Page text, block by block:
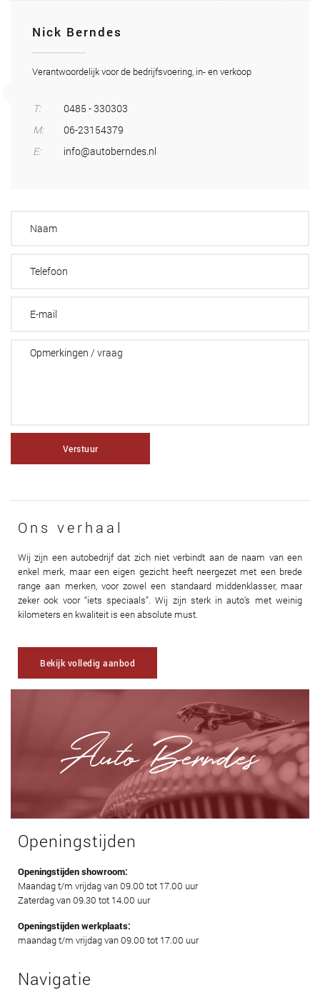
Nick Berndes
Verantwoordelijk voor de bedrijfsvoering, in- en verkoop
T:
0485 - 330303
M:
06-23154379
E:
info@autoberndes.nl
Verstuur
Ons verhaal
Wij zijn een autobedrijf dat zich niet verbindt aan de naam van een
enkel merk, maar een eigen gezicht heeft neergezet met een brede
range aan merken, voor zowel een standaard middenklasser, maar
zeker ook voor “iets speciaals”. Wij zijn sterk in auto’s met weinig
kilometers en kwaliteit is een absolute must.
Bekijk volledig aanbod
Openingstijden
Openingstijden showroom:
Maandag t/m vrijdag van 09.00 tot 17.00 uur
Zaterdag van 09.30 tot 14.00 uur
Openingstijden werkplaats:
maandag t/m vrijdag van 09.00 tot 17.00 uur
Navigatie